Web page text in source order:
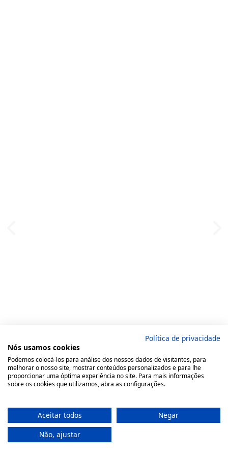
Política de privacidade
Nós usamos cookies
Podemos colocá-los para análise dos nossos dados de visitantes, para
melhorar o nosso site, mostrar conteúdos personalizados e para lhe
proporcionar uma óptima experiência no site. Para mais informações
sobre os cookies que utilizamos, abra as configurações.
Aceitar todos
Negar
Não, ajustar